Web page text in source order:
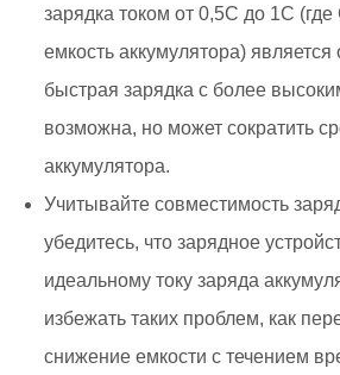
зарядка током от 0,5С до 1С
емкость аккумулятора)
быстрая зарядка с более
возможна, но может сократить
аккумулятора.
Учитывайте совместимость
убедитесь, что зарядное
идеальному току заряда
избежать таких проблем, как
снижение емкости с течением